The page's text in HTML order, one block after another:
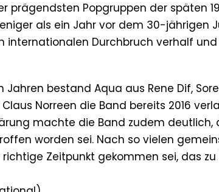
prägendsten Popgruppen der späten
als ein Jahr vor dem 30-jährigen
internationalen Durchbruch verhalf
Jahren bestand Aqua aus Rene Dif,
Norreen die Band bereits 2016
machte die Band zudem
worden sei. Nach so vielen
richtige Zeitpunkt gekommen sei, das